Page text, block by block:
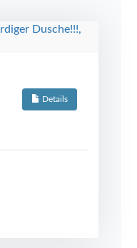
Details